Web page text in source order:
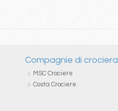
Compagnie di crociera
MSC Crociere
Costa Crociere